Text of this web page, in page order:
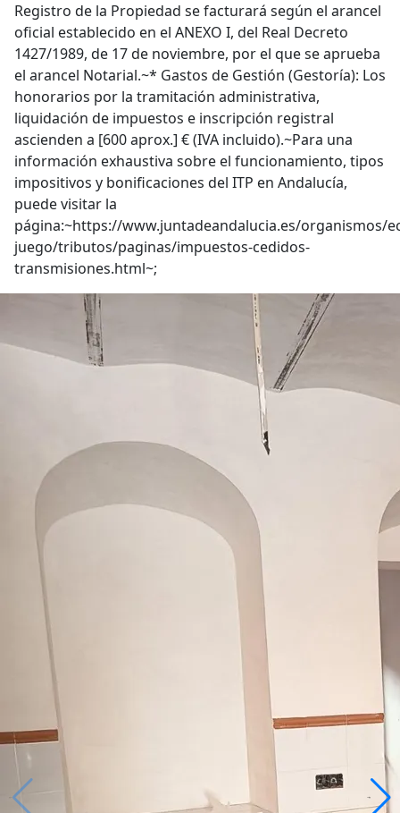
Registro de la Propiedad se facturará según el arancel
oficial establecido en el ANEXO I, del Real Decreto
1427/1989, de 17 de noviembre, por el que se aprueba
el arancel Notarial.~* Gastos de Gestión (Gestoría): Los
honorarios por la tramitación administrativa,
liquidación de impuestos e inscripción registral
ascienden a [600 aprox.] € (IVA incluido).~Para una
información exhaustiva sobre el funcionamiento, tipos
impositivos y bonificaciones del ITP en Andalucía,
puede visitar la
página:~https://www.juntadeandalucia.es/
juego/tributos/paginas/impuestos-cedidos-
transmisiones.html~;